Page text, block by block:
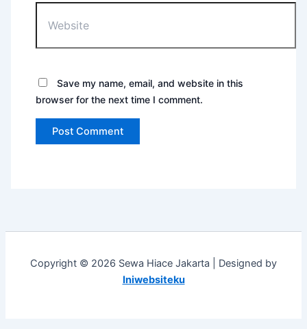
Save my name, email, and website in this
browser for the next time I comment.
Copyright © 2026 Sewa Hiace Jakarta | Designed by
Iniwebsiteku